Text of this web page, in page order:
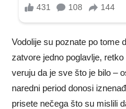
Vodolije su poznate po tome
zatvore jedno poglavlje,
veruju da je sve što je bilo –
naredni period donosi
prisete nečega što su mislili